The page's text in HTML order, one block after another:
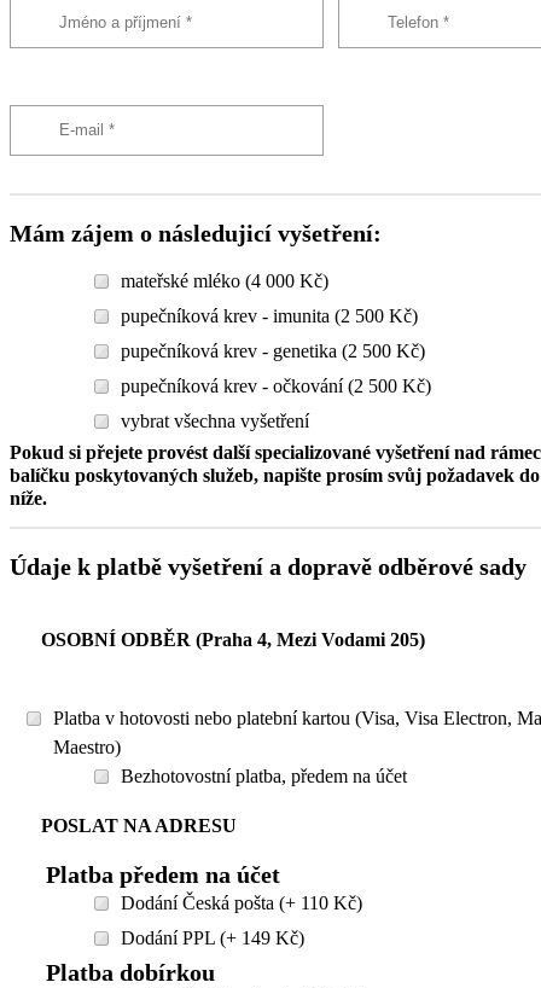
Mám zájem o následujicí vyšetření:
mateřské mléko (4 000 Kč)
pupečníková krev - imunita (2 500 Kč)
pupečníková krev - genetika (2 500 Kč)
pupečníková krev - očkování (2 500 Kč)
vybrat všechna vyšetření
Pokud si přejete provést další specializované vyšetření nad
balíčku poskytovaných služeb, napište prosím svůj požadavek
níže.
Údaje k platbě vyšetření a dopravě odběrové sady
OSOBNÍ ODBĚR (Praha 4, Mezi Vodami 205)
Platba v hotovosti nebo platební kartou (Visa, Visa Electron,
Maestro)
Bezhotovostní platba, předem na účet
POSLAT NA ADRESU
Platba předem na účet
Dodání Česká pošta (+ 110 Kč)
Dodání PPL (+ 149 Kč)
Platba dobírkou